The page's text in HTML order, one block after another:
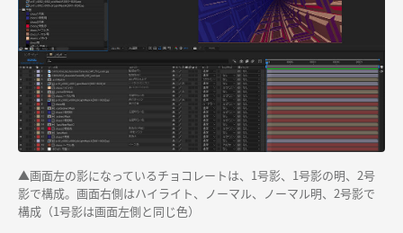
▲画面左の影になっているチョコレートは、1号影、1号影の明、2号
影で構成。画面右側はハイライト、ノーマル、ノーマル明、2号影で
構成（1号影は画面左側と同じ色）